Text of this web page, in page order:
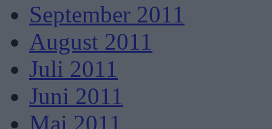
September 2011
August 2011
Juli 2011
Juni 2011
Mai 2011